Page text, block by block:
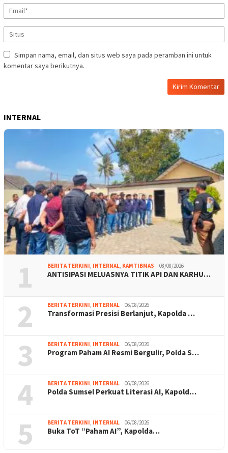
Simpan nama, email, dan situs web saya pada peramban ini untuk
komentar saya berikutnya.
INTERNAL
1 BERITA TERKINI, INTERNAL, KAMTIBMAS 08/08/2026
ANTISIPASI MELUASNYA TITIK API DAN KARHU…
2 BERITA TERKINI, INTERNAL 06/08/2026
Transformasi Presisi Berlanjut, Kapolda …
3 BERITA TERKINI, INTERNAL 06/08/2026
Program Paham AI Resmi Bergulir, Polda S…
4 BERITA TERKINI, INTERNAL 06/08/2026
Polda Sumsel Perkuat Literasi AI, Kapold…
5 BERITA TERKINI, INTERNAL 06/08/2026
Buka ToT “Paham AI”, Kapolda…